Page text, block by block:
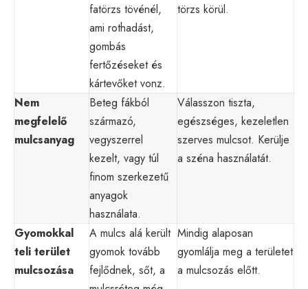
fatörzs tövénél,
ami rothadást,
gombás
fertőzéseket és
kártevőket vonz.
törzs körül.
Nem
megfelelő
mulcsanyag
Beteg fákból
származó,
vegyszerrel
kezelt, vagy túl
finom szerkezetű
anyagok
használata.
Válasszon tiszta,
egészséges, kezeletlen
szerves mulcsot. Kerülje
a széna használatát.
Gyomokkal
teli terület
mulcsozása
A mulcs alá került
gyomok tovább
fejlődnek, sőt, a
Mindig alaposan
gyomlálja meg a területet
a mulcsozás előtt.